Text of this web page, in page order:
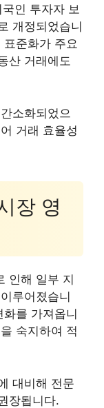
인 투자자 보
개정되었습니
준화가 주요
산 거래에도
소화되었으
거래 효율성
장 영
인해 일부 지
루어졌습니
를 가져옵니
숙지하여 적
대비해 전문
장됩니다.